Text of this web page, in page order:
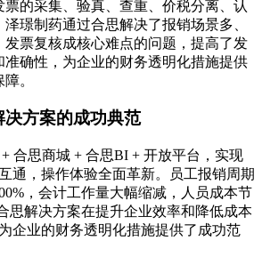
票的采集、验真、查重、价税分离、认
璟制药通过合思解决了报销场景多、
发票复核成核心难点的问题，提高了发
准确性，为企业的财务透明化措施提供
。
方案的成功典范
合思商城 + 合思BI + 开放平台，实现
通，操作体验全面革新。员工报销周期
，会计工作量大幅缩减，人员成本节
思解决方案在提升企业效率和降低成本
企业的财务透明化措施提供了成功范